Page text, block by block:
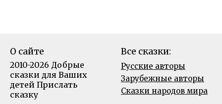
О сайте
2010-2026 Добрые
сказки для Ваших
детей Прислать
сказку
Все сказки:
Русские авторы
Зарубежные авторы
Сказки народов мира